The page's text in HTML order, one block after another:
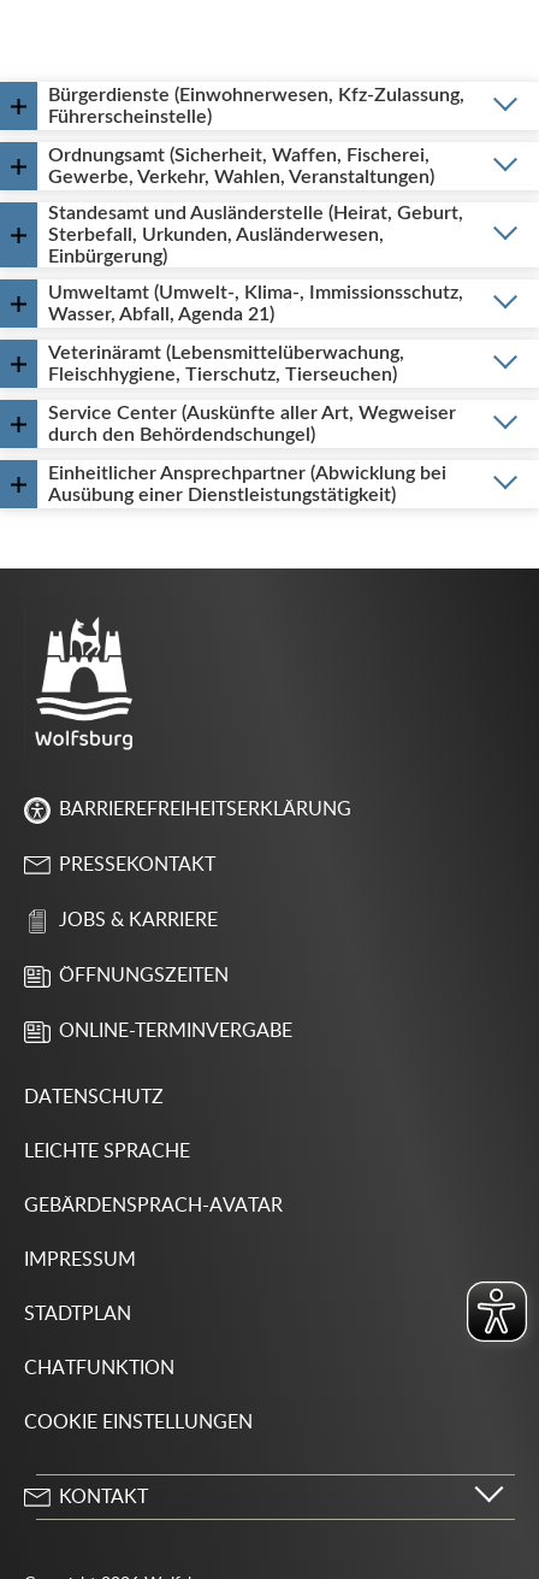
Bürgerdienste (Einwohnerwesen, Kfz-Zulassung,
Führerscheinstelle)
Ordnungsamt (Sicherheit, Waffen, Fischerei,
Gewerbe, Verkehr, Wahlen, Veranstaltungen)
Standesamt und Ausländerstelle (Heirat, Geburt,
Sterbefall, Urkunden, Ausländerwesen,
Einbürgerung)
Umweltamt (Umwelt-, Klima-, Immissionsschutz,
Wasser, Abfall, Agenda 21)
Veterinäramt (Lebensmittelüberwachung,
Fleischhygiene, Tierschutz, Tierseuchen)
Service Center (Auskünfte aller Art, Wegweiser
durch den Behördendschungel)
Einheitlicher Ansprechpartner (Abwicklung bei
Ausübung einer Dienstleistungstätigkeit)
BARRIEREFREIHEITSERKLÄRUNG
PRESSEKONTAKT
JOBS & KARRIERE
ÖFFNUNGSZEITEN
ONLINE-TERMINVERGABE
DATENSCHUTZ
LEICHTE SPRACHE
GEBÄRDENSPRACH-AVATAR
IMPRESSUM
STADTPLAN
CHATFUNKTION
COOKIE EINSTELLUNGEN
KONTAKT